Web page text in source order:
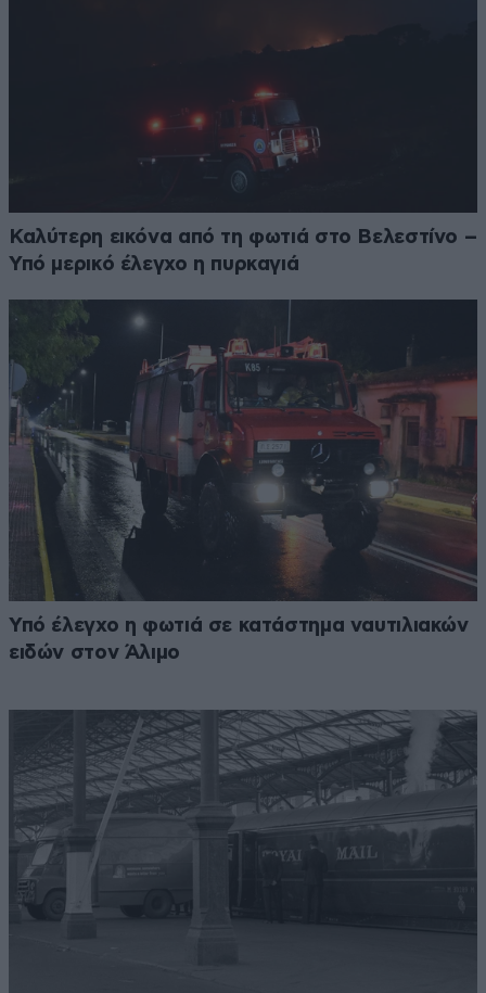
Καλύτερη εικόνα από τη φωτιά στο Βελεστίνο –
Υπό μερικό έλεγχο η πυρκαγιά
Υπό έλεγχο η φωτιά σε κατάστημα ναυτιλιακών
ειδών στον Άλιμο